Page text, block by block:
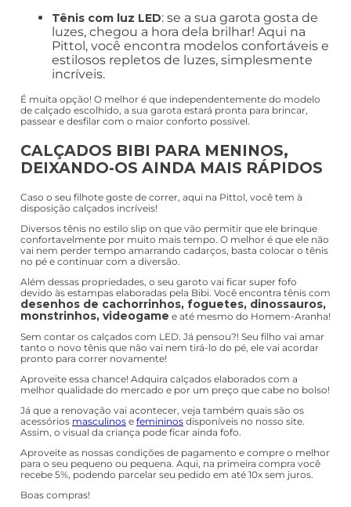
Tênis com luz LED: se a sua garota gosta de
luzes, chegou a hora dela brilhar! Aqui na
Pittol, você encontra modelos confortáveis e
estilosos repletos de luzes, simplesmente
incríveis.
É muita opção! O melhor é que independentemente do modelo
de calçado escolhido, a sua garota estará pronta para brincar,
passear e desfilar com o maior conforto possível.
CALÇADOS BIBI PARA MENINOS,
DEIXANDO-OS AINDA MAIS RÁPIDOS
Caso o seu filhote goste de correr, aqui na Pittol, você tem à
disposição calçados incríveis!
Diversos tênis no estilo slip on que vão permitir que ele brinque
confortavelmente por muito mais tempo. O melhor é que ele não
vai nem perder tempo amarrando cadarços, basta colocar o tênis
no pé e continuar com a diversão.
Além dessas propriedades, o seu garoto vai ficar super fofo
devido às estampas elaboradas pela Bibi. Você encontra tênis com
desenhos de cachorrinhos, foguetes, dinossauros,
monstrinhos, videogame e até mesmo do Homem-Aranha!
Sem contar os calçados com LED. Já pensou?! Seu filho vai amar
tanto o novo tênis que não vai nem tirá-lo do pé, ele vai acordar
pronto para correr novamente!
Aproveite essa chance! Adquira calçados elaborados com a
melhor qualidade do mercado e por um preço que cabe no bolso!
Já que a renovação vai acontecer, veja também quais são os
acessórios masculinos e femininos disponíveis no nosso site.
Assim, o visual da criança pode ficar ainda fofo.
Aproveite as nossas condições de pagamento e compre o melhor
para o seu pequeno ou pequena. Aqui, na primeira compra você
recebe 5%, podendo parcelar seu pedido em até 10x sem juros.
Boas compras!